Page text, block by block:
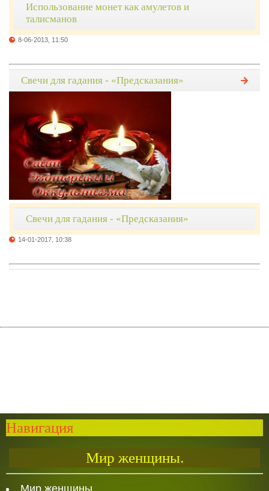
Использование монет как амулетов и
талисманов
8-06-2013, 11:50
Свечи для гадания - «Предсказания»
Свечи для гадания - «Предсказания»
14-01-2017, 10:38
Навигация
Мир женщины.
Мир женщины.